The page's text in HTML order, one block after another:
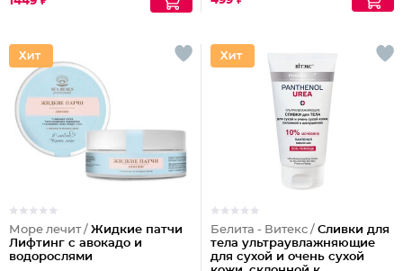
Море лечит / Жидкие патчи
Лифтинг с авокадо и
водорослями
Белита - Витекс / Сливки для
тела ультраувлажняющие
для сухой и очень сухой